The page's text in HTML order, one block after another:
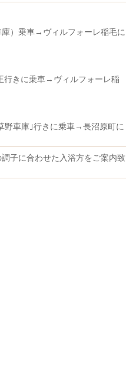
）乗車→ヴィルフォーレ稲毛に
行きに乗車→ヴィルフォーレ稲
野車庫｣行きに乗車→長沼原町に
子に合わせた入浴方をご案内致